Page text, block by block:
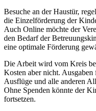
Besuche an der Haustür,
die Einzelförderung der
Auch Online möchte der
den Bedarf der
eine optimale Förderung
Die Arbeit wird vom Kreis
Kosten aber nicht.
Ausflüge und alle anderen
Ohne Spenden könnte der
fortsetzen.